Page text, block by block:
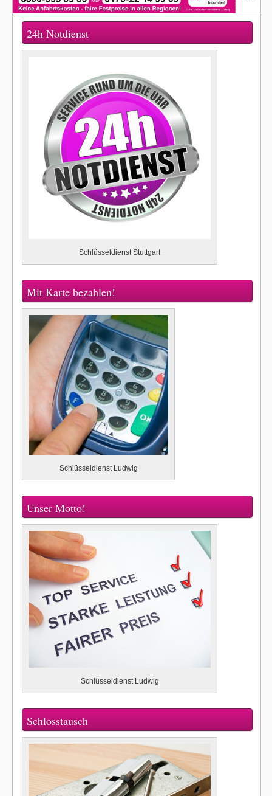
24h Notdienst
Schlüsseldienst Stuttgart
Mit Karte bezahlen!
Schlüsseldienst Ludwig
Unser Motto!
Schlüsseldienst Ludwig
Schlosstausch